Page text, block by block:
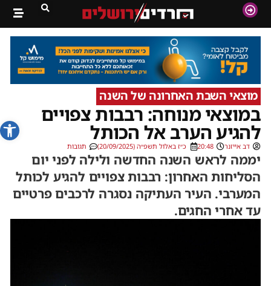
פתח
מוצאי השבת האחרונה של השנה
במוצאי מנוחה: רבבות צפויים
להגיע הערב אל הכותל
דב אייזנר 20:48 כ״ז באלול תשפ״ה (20/09/2025) תגובות
יממה לראש השנה החדשה ולילה לפני יום
הסליחות האחרון: רבבות צפויים להגיע לכותל
המערבי. העיר העתיקה נסגרה לרכבים פרטיים
עד אחרי החגים.